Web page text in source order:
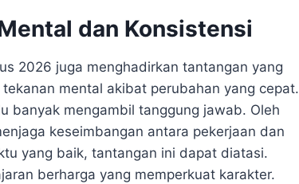
dan Konsistensi
2026 juga menghadirkan tantangan yang
mental akibat perubahan yang cepat.
banyak mengambil tanggung jawab. Oleh
keseimbangan antara pekerjaan dan
yang baik, tantangan ini dapat diatasi.
berharga yang memperkuat karakter.